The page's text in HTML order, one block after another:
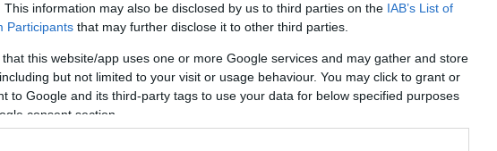
This information may also be disclosed by us to third parties on the IAB’s List of
Participants that may further disclose it to other third parties.
that this website/app uses one or more Google services and may gather and store
but not limited to your visit or usage behaviour. You may click to grant or
to Google and its third-party tags to use your data for below specified purposes
consent section.